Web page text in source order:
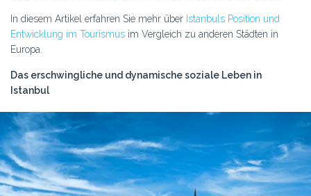
In diesem Artikel erfahren Sie mehr über Istanbuls Position und
Entwicklung im Tourismus im Vergleich zu anderen Städten in
Europa.
Das erschwingliche und dynamische soziale Leben in
Istanbul